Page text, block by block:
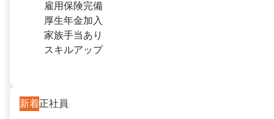
雇用保険完備
厚生年金加入
家族手当あり
スキルアップ
新着正社員